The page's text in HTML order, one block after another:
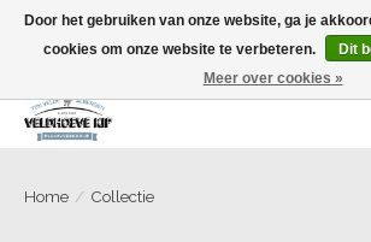
Bestellingen die voor dinsdagmiddag 12 uur geplaatst
week op donderdag, vrijdag of zaterdag bezorgd worden.
Home / Collectie
Door het gebruiken van onze website, ga je
cookies om onze website te verbeteren.
Dit
Meer over cookies »